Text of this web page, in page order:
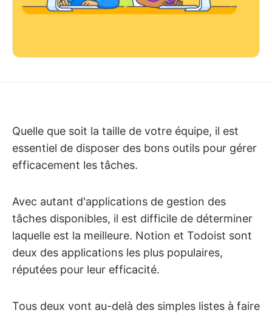
Quelle que soit la taille de votre équipe, il est
essentiel de disposer des bons outils pour gérer
efficacement les tâches.
Avec autant d'applications de gestion des
tâches disponibles, il est difficile de déterminer
laquelle est la meilleure. Notion et Todoist sont
deux des applications les plus populaires,
réputées pour leur efficacité.
Tous deux vont au-delà des simples listes à faire